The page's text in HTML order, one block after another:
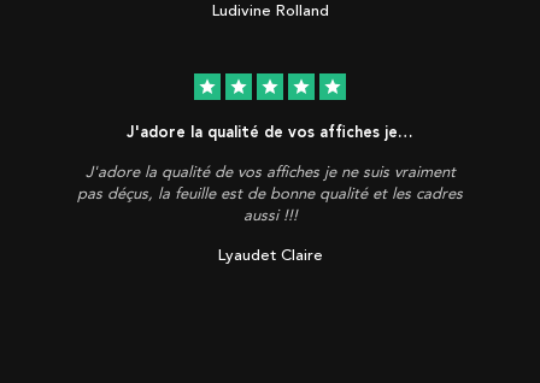
Ludivine Rolland
star star star star star
J'adore la qualité de vos affiches je…
J'adore la qualité de vos affiches je ne suis vraiment
pas déçus, la feuille est de bonne qualité et les cadres
aussi !!!
Lyaudet Claire